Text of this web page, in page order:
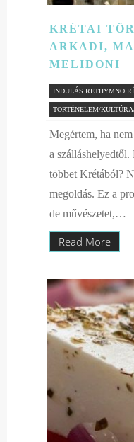
KRÉTAI
ARKADI,
MELIDONI
INDULÁS RETHYMNO
TÖRTÉNELEM/
Megértem, ha
a
többet Krétából?
megoldás. Ez a
de művészetet,…
Read More